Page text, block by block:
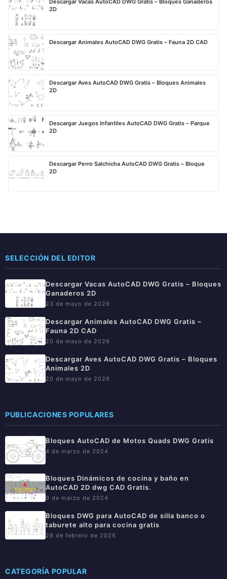
Descargar Vacas AutoCAD DWG Gratis – Bloques Ganaderos
2D
Descargar Animales AutoCAD DWG Gratis – Fauna 2D CAD
Descargar Aves AutoCAD DWG Gratis – Bloques Animales
2D
Descargar Juegos Infantiles AutoCAD DWG Gratis – Parque
2D
Descargar Perro Salchicha AutoCAD DWG Gratis – Bloque
2D
SELECCIÓN DEL EDITOR
Descargar Vacas AutoCAD DWG Gratis – Bloques
Ganaderos 2D
23 de mayo de 2026
Descargar Animales AutoCAD DWG Gratis –
Fauna 2D CAD
20 de mayo de 2026
Descargar Aves AutoCAD DWG Gratis – Bloques
Animales 2D
20 de mayo de 2026
PUBLICACIONES POPULARES
Bloques AutoCAD de Motos Quads DWG Gratis
4 de marzo de 2024
Bloques Dinámicos de cocina y baño en
AutoCAD 2D dwg CAD Gratis.
9 de marzo de 2024
Bloques DWG para AutoCAD de silla banco o
taburete alto para cocina gratis
28 de febrero de 2026
CATEGORÍA POPULAR